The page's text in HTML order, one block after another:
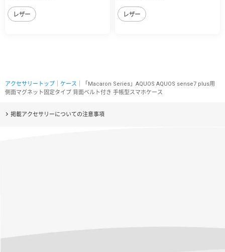
レザー レザー
アクセサリートップ ケース ｜「Macaron Series」AQUOS AQUOS sense7 plus用
側面マグネット固定タイプ 背面ベルト付き 手帳型スマホケース
掲載アクセサリーについての注意事項